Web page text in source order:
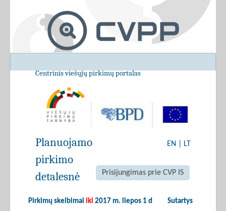
Centrinis viešųjų pirkimų portalas
EN LT
Prisijungimas prie CVP IS
Pirkimų skelbimai iki 2017 m. liepos 1 d Sutartys
Planuojamo
pirkimo
detalesnė